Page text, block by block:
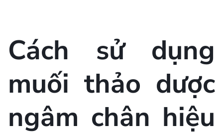
Cách sử dụng
muối thảo dược
ngâm chân hiệu